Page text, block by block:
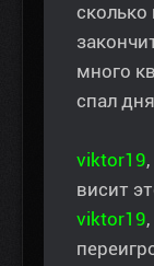
сколько
много
спал
viktor19
висит
viktor19